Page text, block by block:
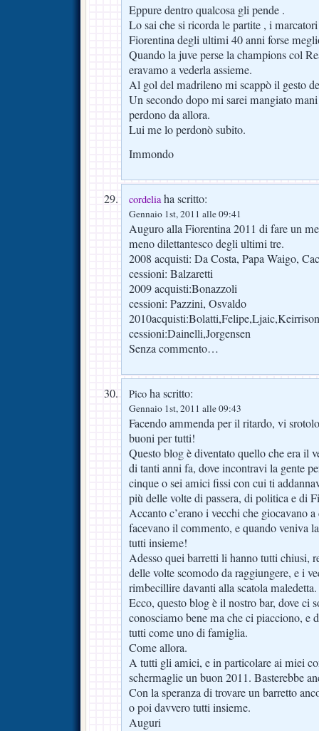
Eppure dentro qualcosa gli pende .
Lo sai che si ricorda le partite , i
Fiorentina degli ultimi 40 anni forse
Quando la juve perse la champions col
eravamo a vederla assieme.
Al gol del madrileno mi scappò il gesto
Un secondo dopo mi sarei mangiato
perdono da allora.
Lui me lo perdonò subito.
Immondo
cordeliaha scritto:
Gennaio 1st, 2011 alle 09:41
Auguro alla Fiorentina 2011 di fare un
meno dilettantesco degli ultimi tre.
2008 acquisti: Da Costa, Papa Waigo,
cessioni: Balzaretti
2009 acquisti:Bonazzoli
cessioni: Pazzini, Osvaldo
2010acquisti:Bolatti,Felipe,Ljaic,Keirrison
cessioni:Dainelli,Jorgensen
Senza commento…
Pico ha scritto:
Gennaio 1st, 2011 alle 09:43
Facendo ammenda per il ritardo, vi
buoni per tutti!
Questo blog è diventato quello che era il
di tanti anni fa, dove incontravi la gente
cinque o sei amici fissi con cui ti
più delle volte di passera, di politica e di
Accanto c’erano i vecchi che giocavano
facevano il commento, e quando veniva
tutti insieme!
Adesso quei barretti li hanno tutti chiusi,
delle volte scomodo da raggiungere, e i
rimbecillire davanti alla scatola maledetta.
Ecco, questo blog è il nostro bar, dove ci
conosciamo bene ma che ci piacciono, e
tutti come uno di famiglia.
Come allora.
A tutti gli amici, e in particolare ai miei
schermaglie un buon 2011. Basterebbe
Con la speranza di trovare un barretto
o poi davvero tutti insieme.
Auguri